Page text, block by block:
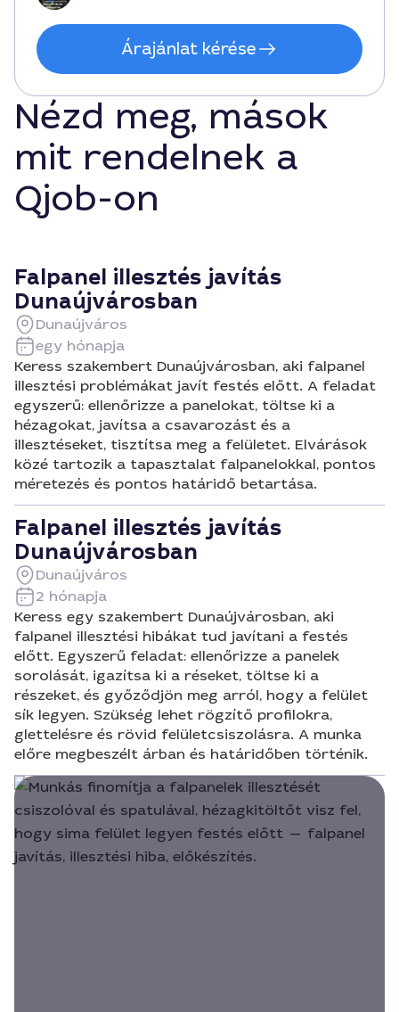
Árajánlat kérése
Nézd meg, mások
mit rendelnek a
Qjob-on
Falpanel illesztés javítás
Dunaújvárosban
Dunaújváros
egy hónapja
Keress szakembert Dunaújvárosban, aki falpanel
illesztési problémákat javít festés előtt. A feladat
egyszerű: ellenőrizze a panelokat, töltse ki a
hézagokat, javítsa a csavarozást és a
illesztéseket, tisztítsa meg a felületet. Elvárások
közé tartozik a tapasztalat falpanelokkal, pontos
méretezés és pontos határidő betartása.
Falpanel illesztés javítás
Dunaújvárosban
Dunaújváros
2 hónapja
Keress egy szakembert Dunaújvárosban, aki
falpanel illesztési hibákat tud javítani a festés
előtt. Egyszerű feladat: ellenőrizze a panelek
sorolását, igazítsa ki a réseket, töltse ki a
részeket, és győződjön meg arról, hogy a felület
sík legyen. Szükség lehet rögzítő profilokra,
glettelésre és rövid felületcsiszolásra. A munka
előre megbeszélt árban és határidőben történik.